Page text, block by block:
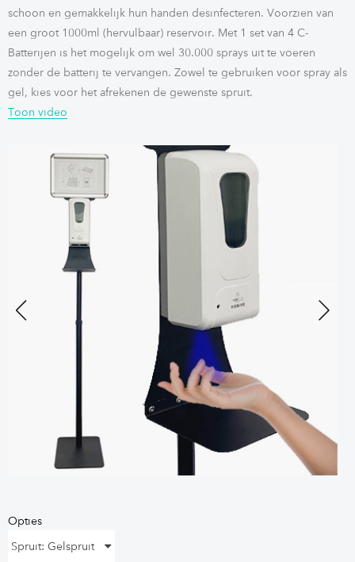
schoon en gemakkelijk hun handen desinfecteren. Voorzien van
een groot 1000ml (hervulbaar) reservoir. Met 1 set van 4 C-
Batterijen is het mogelijk om wel 30.000 sprays uit te voeren
zonder de batterij te vervangen. Zowel te gebruiken voor spray als
gel, kies voor het afrekenen de gewenste spruit.
Toon video
Opties
Spruit: Gelspruit